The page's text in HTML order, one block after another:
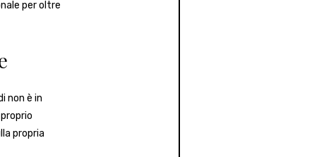
per oltre
non è in
propria